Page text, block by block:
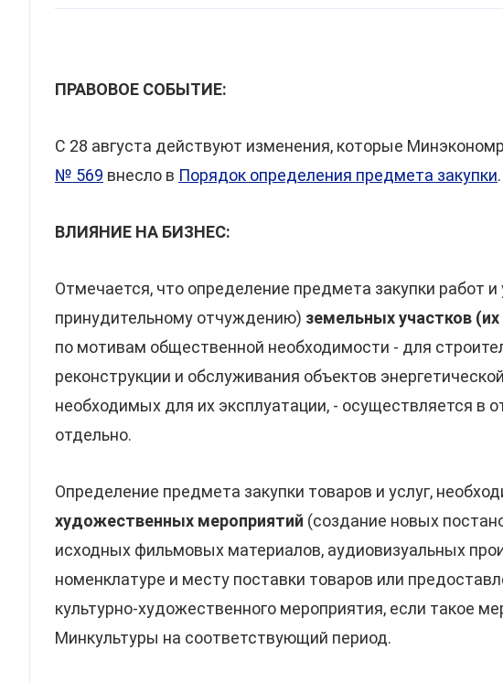
ПРАВОВОЕ СОБЫТИЕ:
С 28 августа действуют изменения, которые
№ 569 внесло в Порядок определения предмета закупки.
ВЛИЯНИЕ НА БИЗНЕС:
Отмечается, что определение предмета закупки работ
принудительному отчуждению) земельных участков (их
по мотивам общественной необходимости - для
реконструкции и обслуживания объектов
необходимых для их эксплуатации, - осуществляется в
отдельно.
Определение предмета закупки товаров и услуг,
художественных мероприятий (создание новых
исходных фильмовых материалов, аудиовизуальных
номенклатуре и месту поставки товаров или
культурно-художественного мероприятия, если такое
Минкультуры на соответствующий период.